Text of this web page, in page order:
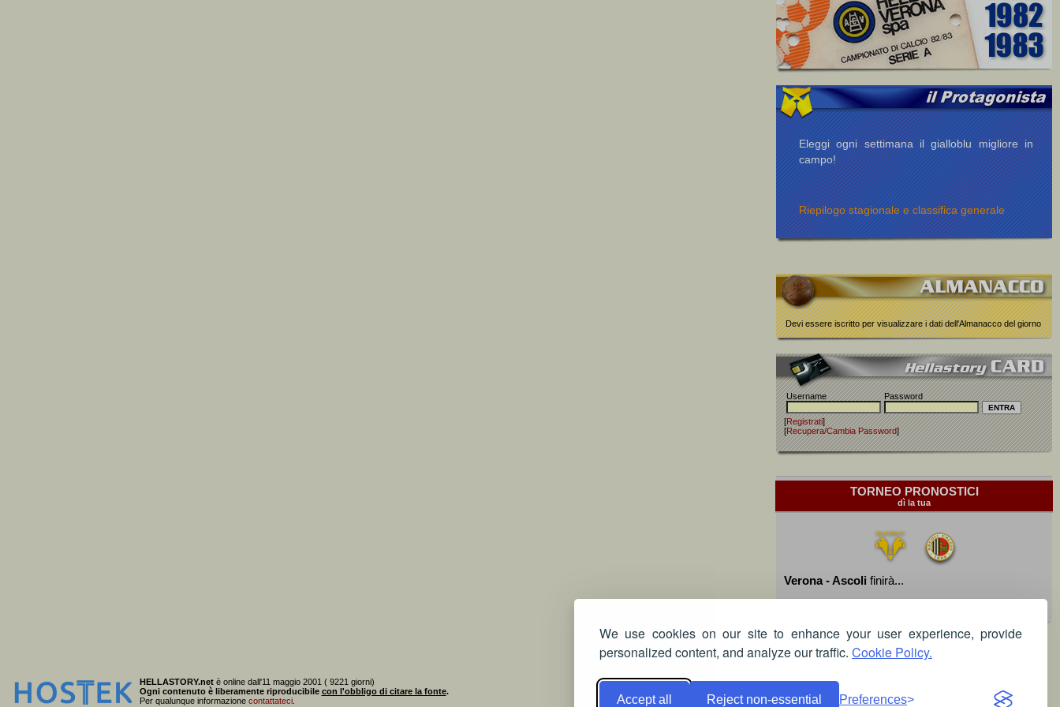
We use cookies on our site to enhance your user experience, provide
personalized content, and analyze our traffic. Cookie Policy.
Accept all Reject non-essential Preferences
Eleggi ogni settimana il gialloblu migliore in
campo!
Riepilogo stagionale e classifica generale
Devi essere iscritto per visualizzare i dati dell'Almanacco del giorno
Username Password
[Registrati]
[Recupera/Cambia Password]
TORNEO PRONOSTICI
dì la tua
Verona - Ascoli finirà...
HELLASTORY.netè online dall'11 maggio 2001 ( 9221 giorni)
Ogni contenuto è liberamente riproducibile con l'obbligo di citare la fonte.
Per qualunque informazione contattateci.